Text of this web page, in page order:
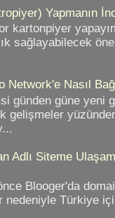
Yapmanın
kartonpiyer
sağlayabilecek
Nasıl
günden güne yeni
gelişmeler
Adlı Siteme
Blooger'da
nedeniyle Türkiye